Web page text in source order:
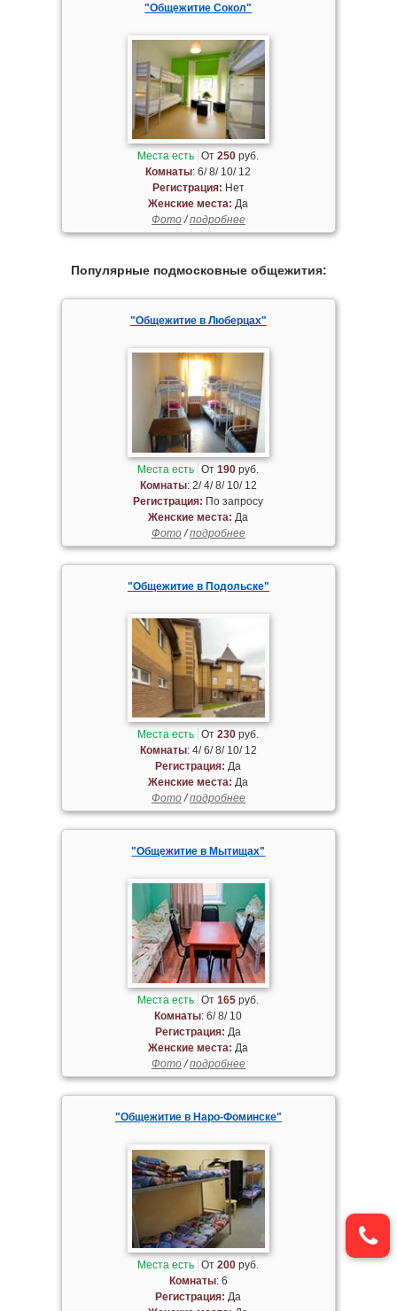
"Общежитие Сокол"
Места есть От250 руб.
Комнаты: 6/ 8/ 10/ 12
Регистрация: Нет
Женские места: Да
Фото/подробнее
Популярные подмосковные общежития:
"Общежитие в Люберцах"
Места есть От190 руб.
Комнаты: 2/ 4/ 8/ 10/ 12
Регистрация: По запросу
Женские места: Да
Фото/подробнее
"Общежитие в Подольске"
Места есть От230 руб.
Комнаты: 4/ 6/ 8/ 10/ 12
Регистрация: Да
Женские места: Да
Фото/подробнее
"Общежитие в Мытищах"
Места есть От165 руб.
Комнаты: 6/ 8/ 10
Регистрация: Да
Женские места: Да
Фото/подробнее
"Общежитие в Наро-Фоминске"
Места есть От200 руб.
Комнаты: 6
Регистрация: Да